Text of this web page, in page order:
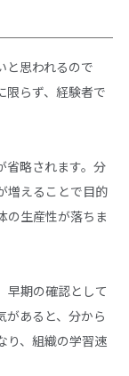
と思われるので
限らず、経験者で
省略されます。分
増えることで目的
の生産性が落ちま
早期の確認として
があると、分から
り、組織の学習速